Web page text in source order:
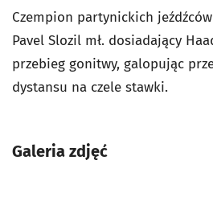
Czempion partynickich
Pavel Slozil mł. dosiadający
przebieg gonitwy, galopując
dystansu na czele stawki.
Galeria zdjęć